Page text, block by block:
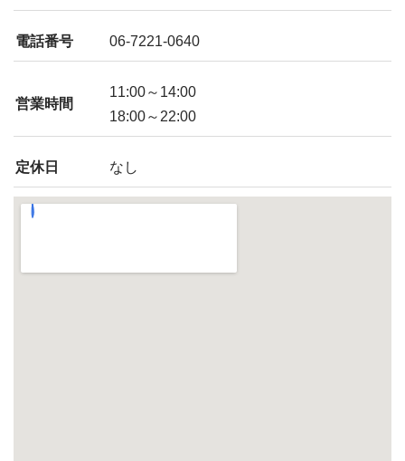
電話番号 06-7221-0640
営業時間
11:00～14:00
18:00～22:00
定休日 なし